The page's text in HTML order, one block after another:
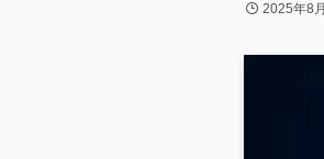
2025年8